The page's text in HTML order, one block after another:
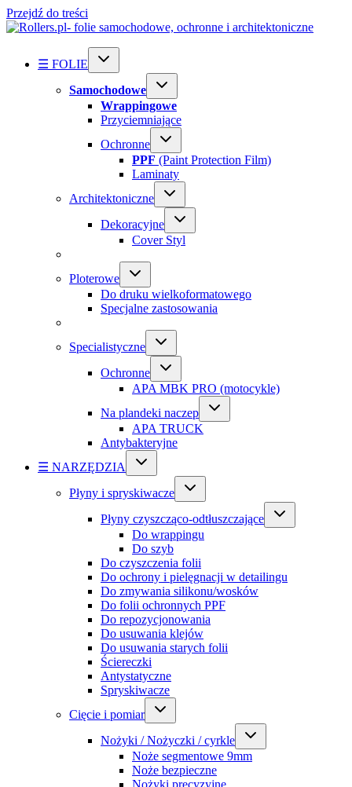
Przejdź do treści
☰ FOLIE
Samochodowe
Wrappingowe
Przyciemniające
Ochronne
PPF (Paint Protection Film)
Laminaty
Architektoniczne
Dekoracyjne
Cover Styl
Ploterowe
Do druku wielkoformatowego
Specjalne zastosowania
Specialistyczne
Ochronne
APA MBK PRO (motocykle)
Na plandeki naczep
APA TRUCK
Antybakteryjne
☰ NARZĘDZIA
Płyny i spryskiwacze
Płyny czyszcząco-odtłuszczające
Do wrappingu
Do szyb
Do czyszczenia folii
Do ochrony i pielęgnacji w detailingu
Do zmywania silikonu/wosków
Do folii ochronnych PPF
Do repozycjonowania
Do usuwania klejów
Do usuwania starych folii
Ściereczki
Antystatyczne
Spryskiwacze
Cięcie i pomiar
Nożyki / Nożyczki / cyrkle
Noże segmentowe 9mm
Noże bezpieczne
Nożyki precyzyjne